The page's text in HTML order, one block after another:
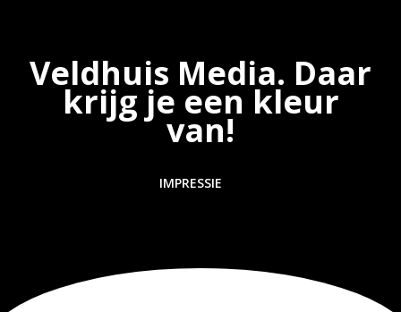
Veldhuis Media. Daar
krijg je een kleur
van!
IMPRESSIE